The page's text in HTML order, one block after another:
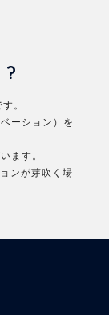
?
。
ーション）を
ます。
ンが芽吹く場